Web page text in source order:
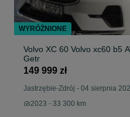
Volvo XC 60 Volvo xc60 b5 AWD
Getr
149 999 zł
Jastrzębie-Zdrój - 04 sierpnia
2023 - 33 300 km
WYRÓŻNIONE